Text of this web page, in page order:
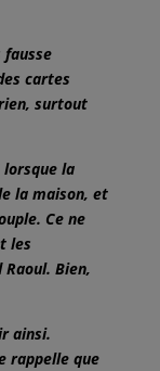
fausse
cartes
surtout
la
la maison, et
Ce ne
les
Bien,
ainsi.
rappelle que